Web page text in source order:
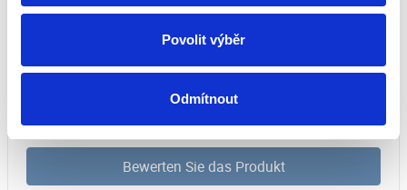
Povolit výběr
Odmítnout
Dieses Produkt wurde noch nicht bewertet.
Um eine Bewertung hinzuzufügen, müssen Sie sich
einloggen.
Bewerten Sie das Produkt